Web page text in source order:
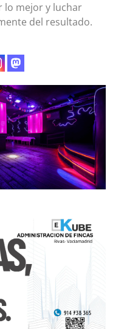
lo mejor y luchar
del resultado.